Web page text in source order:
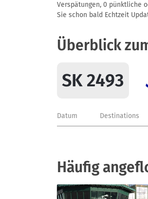
Verspätungen, 0 pünktliche
Sie schon bald Echtzeit
Überblick
SK 2493
Datum Destinations
Häufig